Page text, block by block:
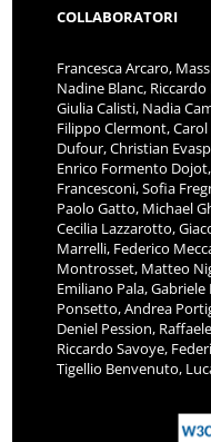
COLLABORATORI
Francesca Arcaro,
Nadine Blanc,
Giulia Calisti, Nadia
Filippo Clermont,
Dufour, Christian
Enrico Formento
Francesconi, Sofia
Paolo Gatto, Michael
Cecilia Lazzarotto,
Marrelli, Federico
Montrosset, Matteo
Emiliano Pala,
Ponsetto, Andrea
Deniel Pession,
Riccardo Savoye,
Tigellio Benvenuto,